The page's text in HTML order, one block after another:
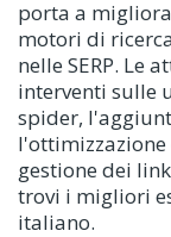
porta a
motori di
nelle SERP. Le
interventi sulle
spider,
gestione dei
trovi i migliori
italiano.